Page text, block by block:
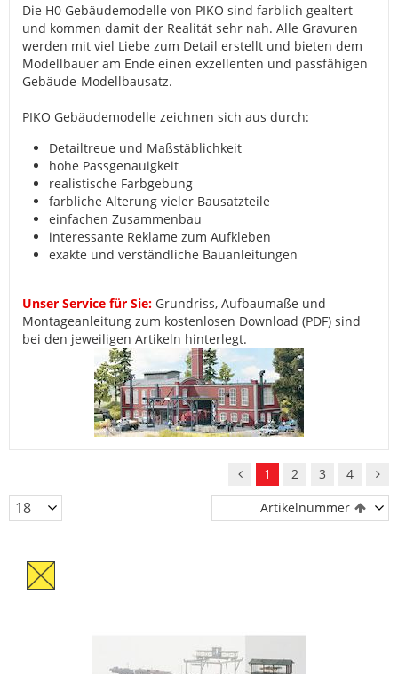
Die H0 Gebäudemodelle von PIKO sind farblich gealtert
und kommen damit der Realität sehr nah. Alle Gravuren
werden mit viel Liebe zum Detail erstellt und bieten dem
Modellbauer am Ende einen exzellenten und passfähigen
Gebäude-Modellbausatz.
PIKO Gebäudemodelle zeichnen sich aus durch:
Detailtreue und Maßstäblichkeit
hohe Passgenauigkeit
realistische Farbgebung
farbliche Alterung vieler Bausatzteile
einfachen Zusammenbau
interessante Reklame zum Aufkleben
exakte und verständliche Bauanleitungen
Unser Service für Sie: Grundriss, Aufbaumaße und
Montageanleitung zum kostenlosen Download (PDF) sind
bei den jeweiligen Artikeln hinterlegt.
1 2 3
4
Artikelnummer